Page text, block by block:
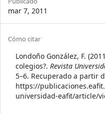
mar 7, 2011
Article
Details
Cómo citar
Londoño González, F.
colegios?. Revista
5–6. Recuperado a partir
https://
universidad-eafit/article/